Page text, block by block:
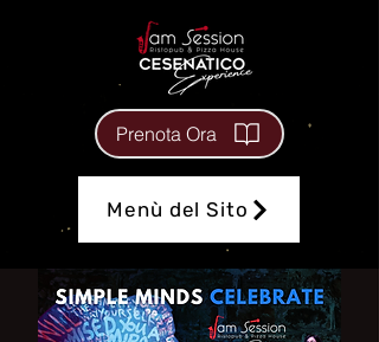
Menù del Sito
Prenota Ora